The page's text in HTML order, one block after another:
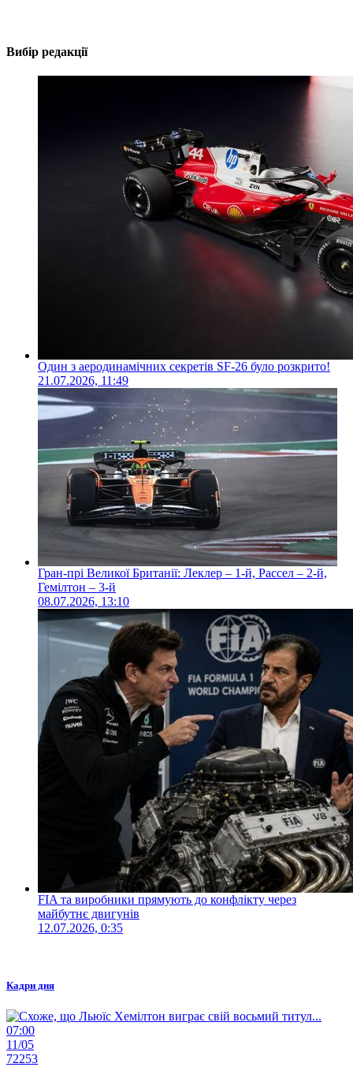
Вибір редакції
Один з аеродинамічних секретів SF-26 було розкрито!
21.07.2026, 11:49
Гран-прі Великої Британії: Леклер – 1-й, Рассел – 2-й,
Гемілтон – 3-й
08.07.2026, 13:10
FIA та виробники прямують до конфлікту через
майбутнє двигунів
12.07.2026, 0:35
Кадри дня
07:00
11/05
72253